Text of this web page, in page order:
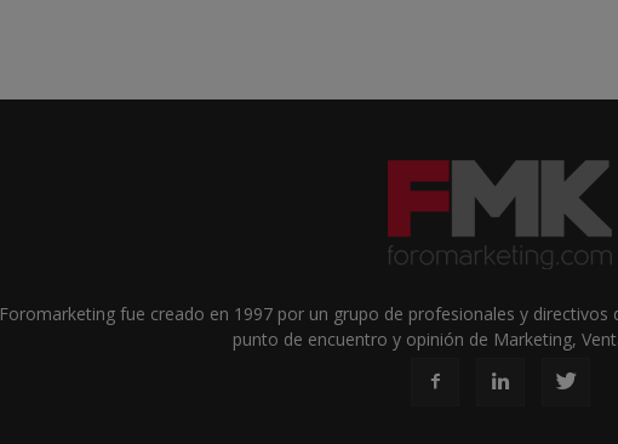
Foromarketing fue creado en 1997 por un grupo de profesionales y
punto de encuentro y opinión de Marketing,